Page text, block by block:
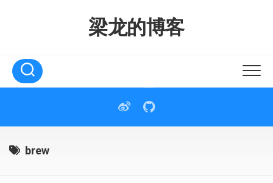
梁龙的博客
brew